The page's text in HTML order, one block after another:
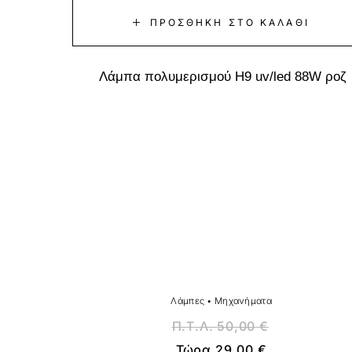
ΠΡΟΣΘΉΚΗ ΣΤΟ ΚΑΛΆΘΙ
Λάμπα πολυμερισμού H9 uv/led 88W ροζ
Λάμπες • Μηχανήματα
Π.Τ.Λ.50,00€